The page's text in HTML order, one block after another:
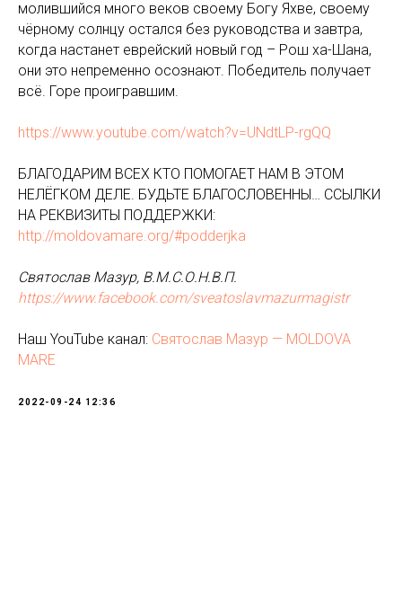
молившийся много веков своему Богу Яхве, своему
чёрному солнцу остался без руководства и завтра,
когда настанет еврейский новый год – Рош ха-Шана,
они это непременно осознают. Победитель получает
всё. Горе проигравшим.
https://www.youtube.com/watch?v=UNdtLP-rgQQ
БЛАГОДАРИМ ВСЕХ КТО ПОМОГАЕТ НАМ В ЭТОМ
НЕЛЁГКОМ ДЕЛЕ. БУДЬТЕ БЛАГОСЛОВЕННЫ… ССЫЛКИ
НА РЕКВИЗИТЫ ПОДДЕРЖКИ:
http://moldovamare.org/#podderjka
Святослав Мазур, В.М.С.О.Н.В.П.
https://www.facebook.com/sveatoslavmazurmagistr
Наш YouTube канал: Святослав Мазур — MOLDOVA
MARE
2022-09-24 12:36